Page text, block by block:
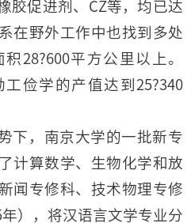
胶促进剂、CZ等，均已达
在野外工作中也找到多处
28?600平方公里以上。
俭学的产值达到25?340
下，南京大学的一批新专
计算数学、生物化学和放
闻专修科、技术物理专修
），将汉语言文学专业分